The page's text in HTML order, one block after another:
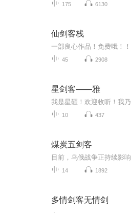
175 6130
仙剑客栈
45 2908
星剑客——雅
10 437
煤炭五剑客
14 1892
多情剑客无情剑